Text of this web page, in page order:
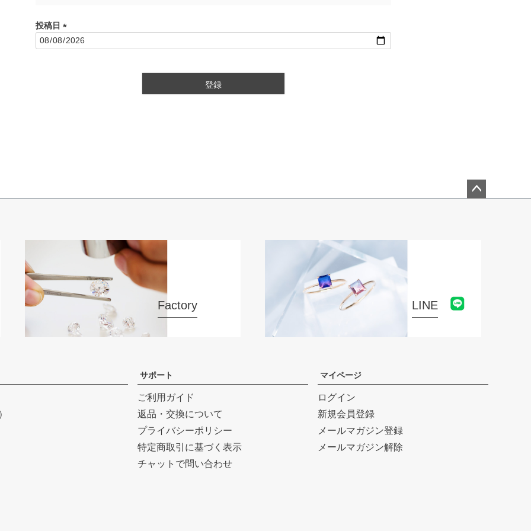
投稿日
(
登録
Factory LINE
サポート
ご利用ガイド
返品・交換について
プライバシーポリシー
特定商取引に基づく表示
チャットで問い合わせ
マイページ
ログイン
新規会員登録
メールマガジン登録
メールマガジン解除